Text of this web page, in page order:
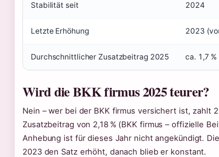
Stabilität seit 2024
Letzte Erhöhung 2023
Durchschnittlicher Zusatzbeitrag 2025 ca. 1,7
Wird die BKK firmus 2025 teurer?
Nein – wer bei der BKK firmus versichert ist, zahlt
Zusatzbeitrag von 2,18 % (BKK firmus – offizielle
Anhebung ist für dieses Jahr nicht angekündigt.
2023 den Satz erhöht, danach blieb er konstant.